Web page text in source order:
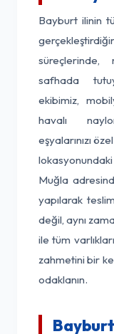
Bayburt ilinin
safhada
ekibimiz,
havalı
eşyalarınızı
Muğla
yapılarak
değil, aynı
ile tüm
zahmetini bir
odaklanın.